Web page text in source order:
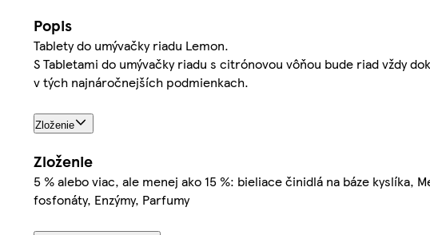
Popis
Tablety do umývačky riadu Lemon.
S Tabletami do umývačky riadu s citrónovou vôňou bude riad vždy
v tých najnáročnejších podmienkach.
Zloženie
Zloženie
5 % alebo viac, ale menej ako 15 %: bieliace činidlá na báze kyslíka,
fosfonáty, Enzýmy, Parfumy